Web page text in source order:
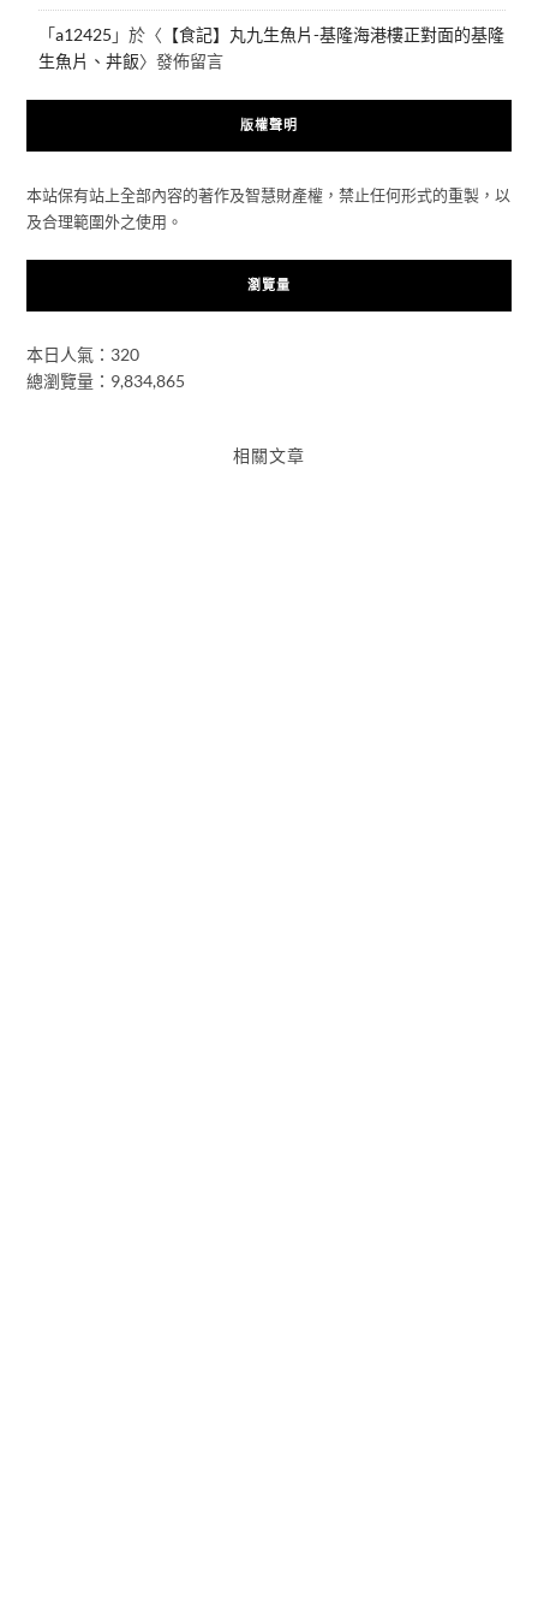
「a12425 」於〈 【食記】丸九生魚片-基隆海港樓正對面的基隆
生魚片、丼飯〉發佈留言
版權聲明
本站保有站上全部內容的著作及智慧財產權，禁止任何形式的重製，以
及合理範圍外之使用。
瀏覽量
本日人氣：320
總瀏覽量：9,834,865
相關文章